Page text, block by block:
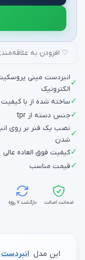
♡ افزودن به
✓
الکترونیک
✓ساخته شده از با کیفیت
✓جنس دسته از tpr
✓
نصب یک فنر بر روی
شدن
✓کیفیت فوق العاده عالی
✓قیمت مناسب
ضمانت اصالت بازگشت ۷ روزه
این مدل انبردست